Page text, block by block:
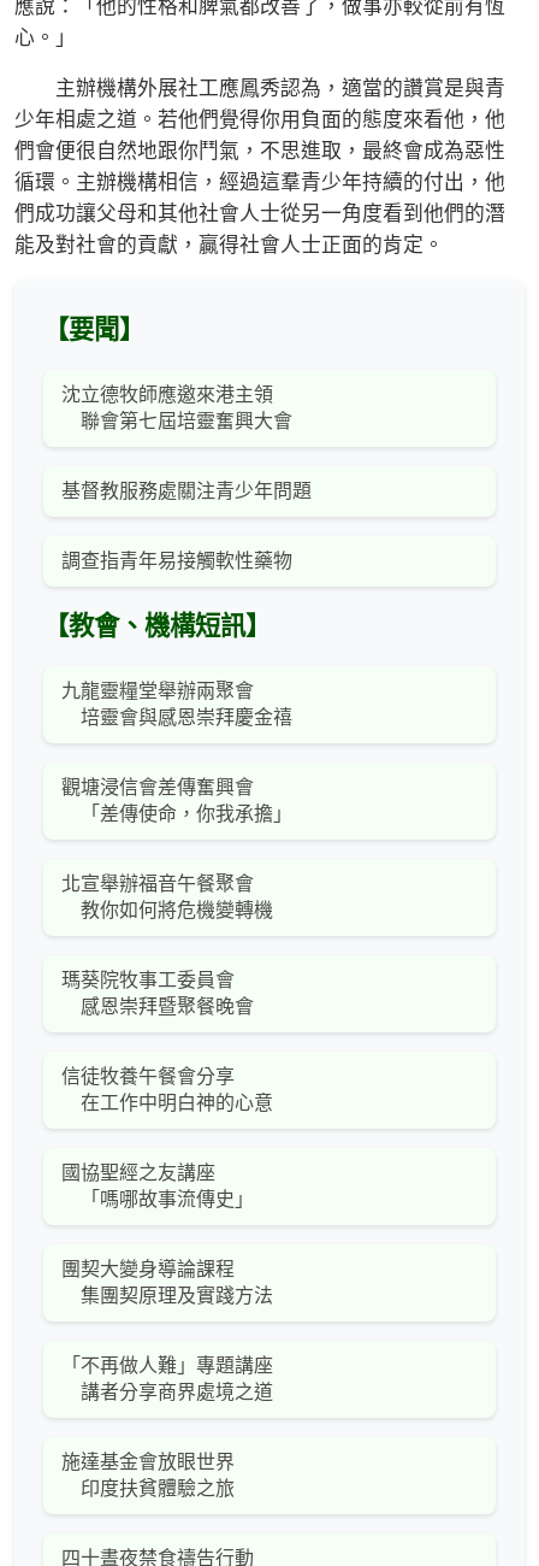
應說：「他的性格和脾氣都改善了，做事亦較從前有恆
心。」
主辦機構外展社工應鳳秀認為，適當的讚賞是與青
少年相處之道。若他們覺得你用負面的態度來看他，他
們會便很自然地跟你鬥氣，不思進取，最終會成為惡性
循環。主辦機構相信，經過這羣青少年持續的付出，他
們成功讓父母和其他社會人士從另一角度看到他們的潛
能及對社會的貢獻，贏得社會人士正面的肯定。
【要聞】
沈立德牧師應邀來港主領
聯會第七屆培靈奮興大會
基督教服務處關注青少年問題
調查指青年易接觸軟性藥物
【教會、機構短訊】
九龍靈糧堂舉辦兩聚會
培靈會與感恩崇拜慶金禧
觀塘浸信會差傳奮興會
「差傳使命，你我承擔」
北宣舉辦福音午餐聚會
教你如何將危機變轉機
瑪葵院牧事工委員會
感恩崇拜暨聚餐晚會
信徒牧養午餐會分享
在工作中明白神的心意
國協聖經之友講座
「嗎哪故事流傳史」
團契大變身導論課程
集團契原理及實踐方法
「不再做人難」專題講座
講者分享商界處境之道
施達基金會放眼世界
印度扶貧體驗之旅
四十晝夜禁食禱告行動